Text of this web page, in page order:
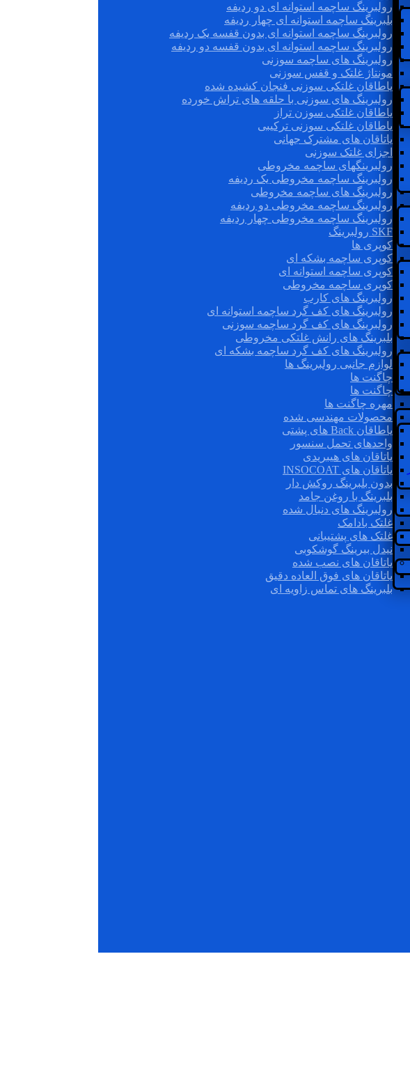
رولبرینگ ساچمه استوانه ای دو ردیفه
بلبرینگ ساچمه استوانه ای چهار ردیفه
رولبرینگ ساچمه استوانه ای بدون قفسه یک ردیفه
رولبرینگ ساچمه استوانه ای بدون قفسه دو ردیفه
رولبرینگ های ساچمه سوزنی
مونتاژ غلتک و قفس سوزنی
یاطاقان غلتکی سوزنی فنجان کشیده شده
رولبرینگ های سوزنی با حلقه های تراش خورده
یاطاقان غلتکی سوزن تراز
یاطاقان غلتکی سوزنی ترکیبی
یاتاقان های مشترک جهانی
اجزای غلتک سوزنی
رولبرینگهای ساچمه مخروطی
رولبرینگ ساچمه مخروطی یک ردیفه
رولبرینگ های ساچمه مخروطی
رولبرینگ ساچمه مخروطی دو ردیفه
رولبرینگ ساچمه مخروطی چهار ردیفه
SKF رولبرینگ
کوپری ها
کوپری ساچمه بشکه ای
کوپری ساچمه استوانه ای
کوپری ساچمه مخروطی
رولبرینگ های کارب
رولبرینگ های کف گرد ساچمه استوانه ای
رولبرینگ های کف گرد ساچمه سوزنی
بلبرینگ های رانش غلتکی مخروطی
رولبرینگ های کف گرد ساچمه بشکه ای
لوازم جانبی رولبرینگ ها
چاگنت ها
چاگنت ها
مهره چاگنت ها
محصولات مهندسی شده
یاطاقان Back های پشتی
واحدهای تحمل سنسور
یاتاقان های هیبریدی
یاتاقان های INSOCOAT
بدون بلبرینگ روکش دار
بلبرینگ با روغن جامد
رولبرینگ های دنبال شده
غلتک بادامک
غلتک های پشتیبانی
نیدل بیرینگ گوشکوبی
یاتاقان های نصب شده
یاتاقان های فوق العاده دقیق
بلبرینگ های تماس زاویه ای